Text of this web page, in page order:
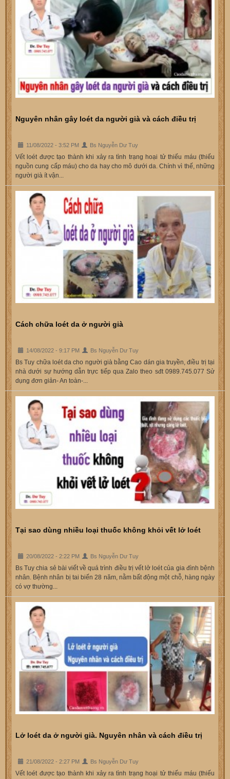
Nguyên nhân gây loét da người già và cách điều trị
11/08/2022 - 3:52 PM Bs Nguyễn Dư Tuy
Vết loét được tạo thành khi xảy ra tình trạng hoại tử thiếu máu (thiếu
nguồn cung cấp máu) cho da hay cho mô dưới da. Chính vì thế, những
người già ít vận...
Cách chữa loét da ở người già
14/08/2022 - 9:17 PM Bs Nguyễn Dư Tuy
Bs Tuy chữa loét da cho người già bằng Cao dán gia truyền, điều trị tại
nhà dưới sự hướng dẫn trực tiếp qua Zalo theo sđt 0989.745.077 Sử
dụng đơn giản- An toàn-...
Tại sao dùng nhiều loại thuốc không khỏi vết lở loét
20/08/2022 - 2:22 PM Bs Nguyễn Dư Tuy
Bs Tuy chia sẻ bài viết về quá trình điều trị vết lở loét của gia đình bệnh
nhân. Bệnh nhân bị tai biến 28 năm, nằm bất động một chỗ, hàng ngày
có vợ thường...
Lở loét da ở người già. Nguyên nhân và cách điều trị
21/08/2022 - 2:27 PM Bs Nguyễn Dư Tuy
Vết loét được tạo thành khi xảy ra tình trạng hoại tử thiếu máu (thiếu